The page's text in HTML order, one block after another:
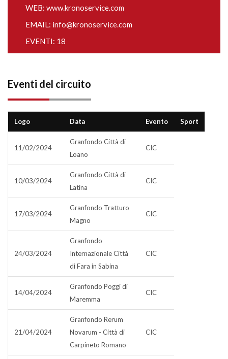
WEB: www.kronoservice.com
EMAIL: info@kronoservice.com
EVENTI: 18
Eventi del circuito
Logo Data Evento Sport
11/02/2024
Granfondo Città di
Loano
CIC
10/03/2024
Granfondo Città di
Latina
CIC
17/03/2024
Granfondo Tratturo
Magno
CIC
24/03/2024
Granfondo
Internazionale Città
di Fara in Sabina
CIC
14/04/2024
Granfondo Poggi di
Maremma
CIC
21/04/2024
Granfondo Rerum
Novarum - Città di
Carpineto Romano
CIC